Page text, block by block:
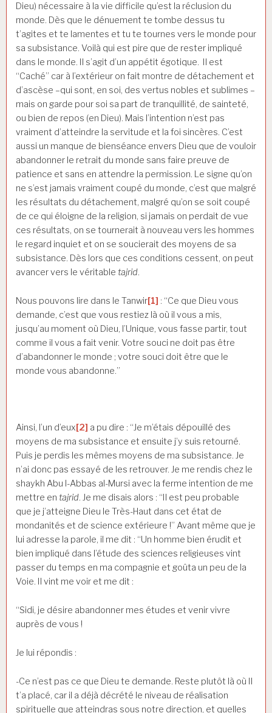
Dieu) nécessaire à la vie difficile qu’est la réclusion du
monde. Dès que le dénuement te tombe dessus tu
t’agites et te lamentes et tu te tournes vers le monde pour
sa subsistance. Voilà qui est pire que de rester impliqué
dans le monde. Il s’agit d’un appétit égotique. Il est
“Caché” car à l’extérieur on fait montre de détachement et
d’ascèse –qui sont, en soi, des vertus nobles et sublimes –
mais on garde pour soi sa part de tranquillité, de sainteté,
ou bien de repos (en Dieu). Mais l’intention n’est pas
vraiment d’atteindre la servitude et la foi sincères. C’est
aussi un manque de bienséance envers Dieu que de vouloir
abandonner le retrait du monde sans faire preuve de
patience et sans en attendre la permission. Le signe qu’on
ne s’est jamais vraiment coupé du monde, c’est que malgré
les résultats du détachement, malgré qu’on se soit coupé
de ce qui éloigne de la religion, si jamais on perdait de vue
ces résultats, on se tournerait à nouveau vers les hommes
le regard inquiet et on se soucierait des moyens de sa
subsistance. Dès lors que ces conditions cessent, on peut
avancer vers le véritable tajrid.
Nous pouvons lire dans le Tanwir[1] : “Ce que Dieu vous
demande, c’est que vous restiez là où il vous a mis,
jusqu’au moment où Dieu, l’Unique, vous fasse partir, tout
comme il vous a fait venir. Votre souci ne doit pas être
d’abandonner le monde ; votre souci doit être que le
monde vous abandonne.”
Ainsi, l’un d’eux [2] a pu dire : “Je m’étais dépouillé des
moyens de ma subsistance et ensuite j’y suis retourné.
Puis je perdis les mêmes moyens de ma subsistance. Je
n’ai donc pas essayé de les retrouver. Je me rendis chez le
shaykh Abu l-Abbas al-Mursi avec la ferme intention de me
mettre en tajrid. Je me disais alors : “Il est peu probable
que je j’atteigne Dieu le Très-Haut dans cet état de
mondanités et de science extérieure !” Avant même que je
lui adresse la parole, il me dit : “Un homme bien érudit et
bien impliqué dans l’étude des sciences religieuses vint
passer du temps en ma compagnie et goûta un peu de la
Voie. Il vint me voir et me dit :
“Sidi, je désire abandonner mes études et venir vivre
auprès de vous !
Je lui répondis :
-Ce n’est pas ce que Dieu te demande. Reste plutôt là où Il
t’a placé, car il a déjà décrété le niveau de réalisation
spirituelle que atteindras sous notre direction, et quelles